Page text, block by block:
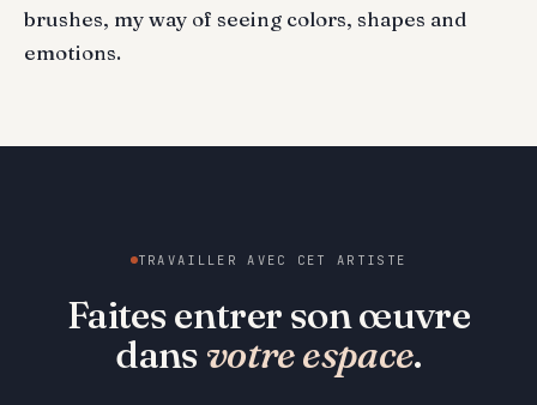
brushes, my way of seeing colors, shapes and
emotions.
TRAVAILLER AVEC CET ARTISTE
Faites entrer son œuvre
dans votre espace.